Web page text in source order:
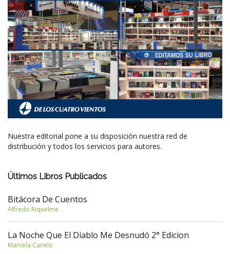
Nuestra editorial pone a su disposición nuestra red de
distribución y todos los servicios para autores.
Últimos Libros Publicados
Bitácora De Cuentos
Alfredo Riquelme
La Noche Que El Diablo Me Desnudó 2° Edicion
Marcela Canelo